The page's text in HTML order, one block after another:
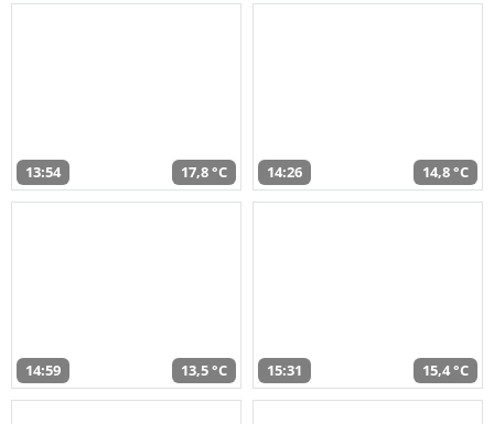
13:54 17,8 °C 14:26 14,8 °C
14:59 13,5 °C 15:31 15,4 °C